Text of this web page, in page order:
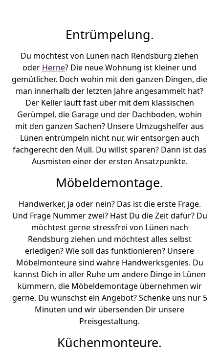
Entrümpelung.
Du möchtest von Lünen nach Rendsburg ziehen
oder Herne? Die neue Wohnung ist kleiner und
gemütlicher. Doch wohin mit den ganzen Dingen, die
man innerhalb der letzten Jahre angesammelt hat?
Der Keller läuft fast über mit dem klassischen
Gerümpel, die Garage und der Dachboden, wohin
mit den ganzen Sachen? Unsere Umzugshelfer aus
Lünen entrümpeln nicht nur, wir entsorgen auch
fachgerecht den Müll. Du willst sparen? Dann ist das
Ausmisten einer der ersten Ansatzpunkte.
Möbeldemontage.
Handwerker, ja oder nein? Das ist die erste Frage.
Und Frage Nummer zwei? Hast Du die Zeit dafür? Du
möchtest gerne stressfrei von Lünen nach
Rendsburg ziehen und möchtest alles selbst
erledigen? Wie soll das funktionieren? Unsere
Möbelmonteure sind wahre Handwerksgenies. Du
kannst Dich in aller Ruhe um andere Dinge in Lünen
kümmern, die Möbeldemontage übernehmen wir
gerne. Du wünschst ein Angebot? Schenke uns nur 5
Minuten und wir übersenden Dir unsere
Preisgestaltung.
Küchenmonteure.